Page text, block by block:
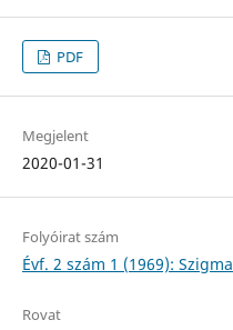
PDF
Megjelent
2020-01-31
Folyóirat szám
Évf. 2 szám 1 (1969): Szigma
Rovat